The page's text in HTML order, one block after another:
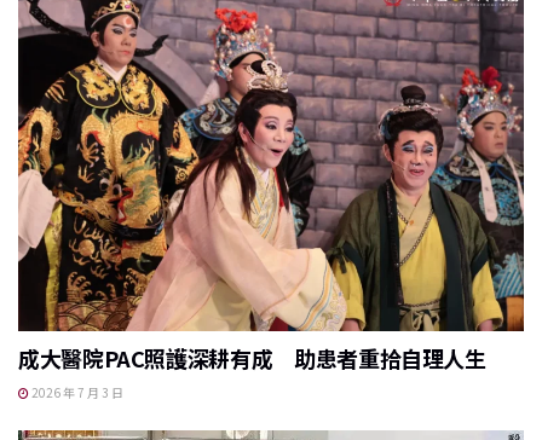
成大醫院PAC照護深耕有成 助患者重拾自理人生
2026 年 7 月 3 日